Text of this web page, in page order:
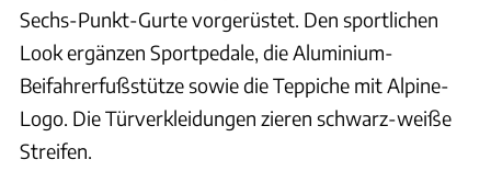
Sechs-Punkt-Gurte vorgerüstet. Den sportlichen
Look ergänzen Sportpedale, die Aluminium-
Beifahrerfußstütze sowie die Teppiche mit Alpine-
Logo. Die Türverkleidungen zieren schwarz-weiße
Streifen.